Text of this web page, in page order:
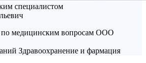
специалистом
по медицинским вопросам ООО
Здравоохранение и фармация